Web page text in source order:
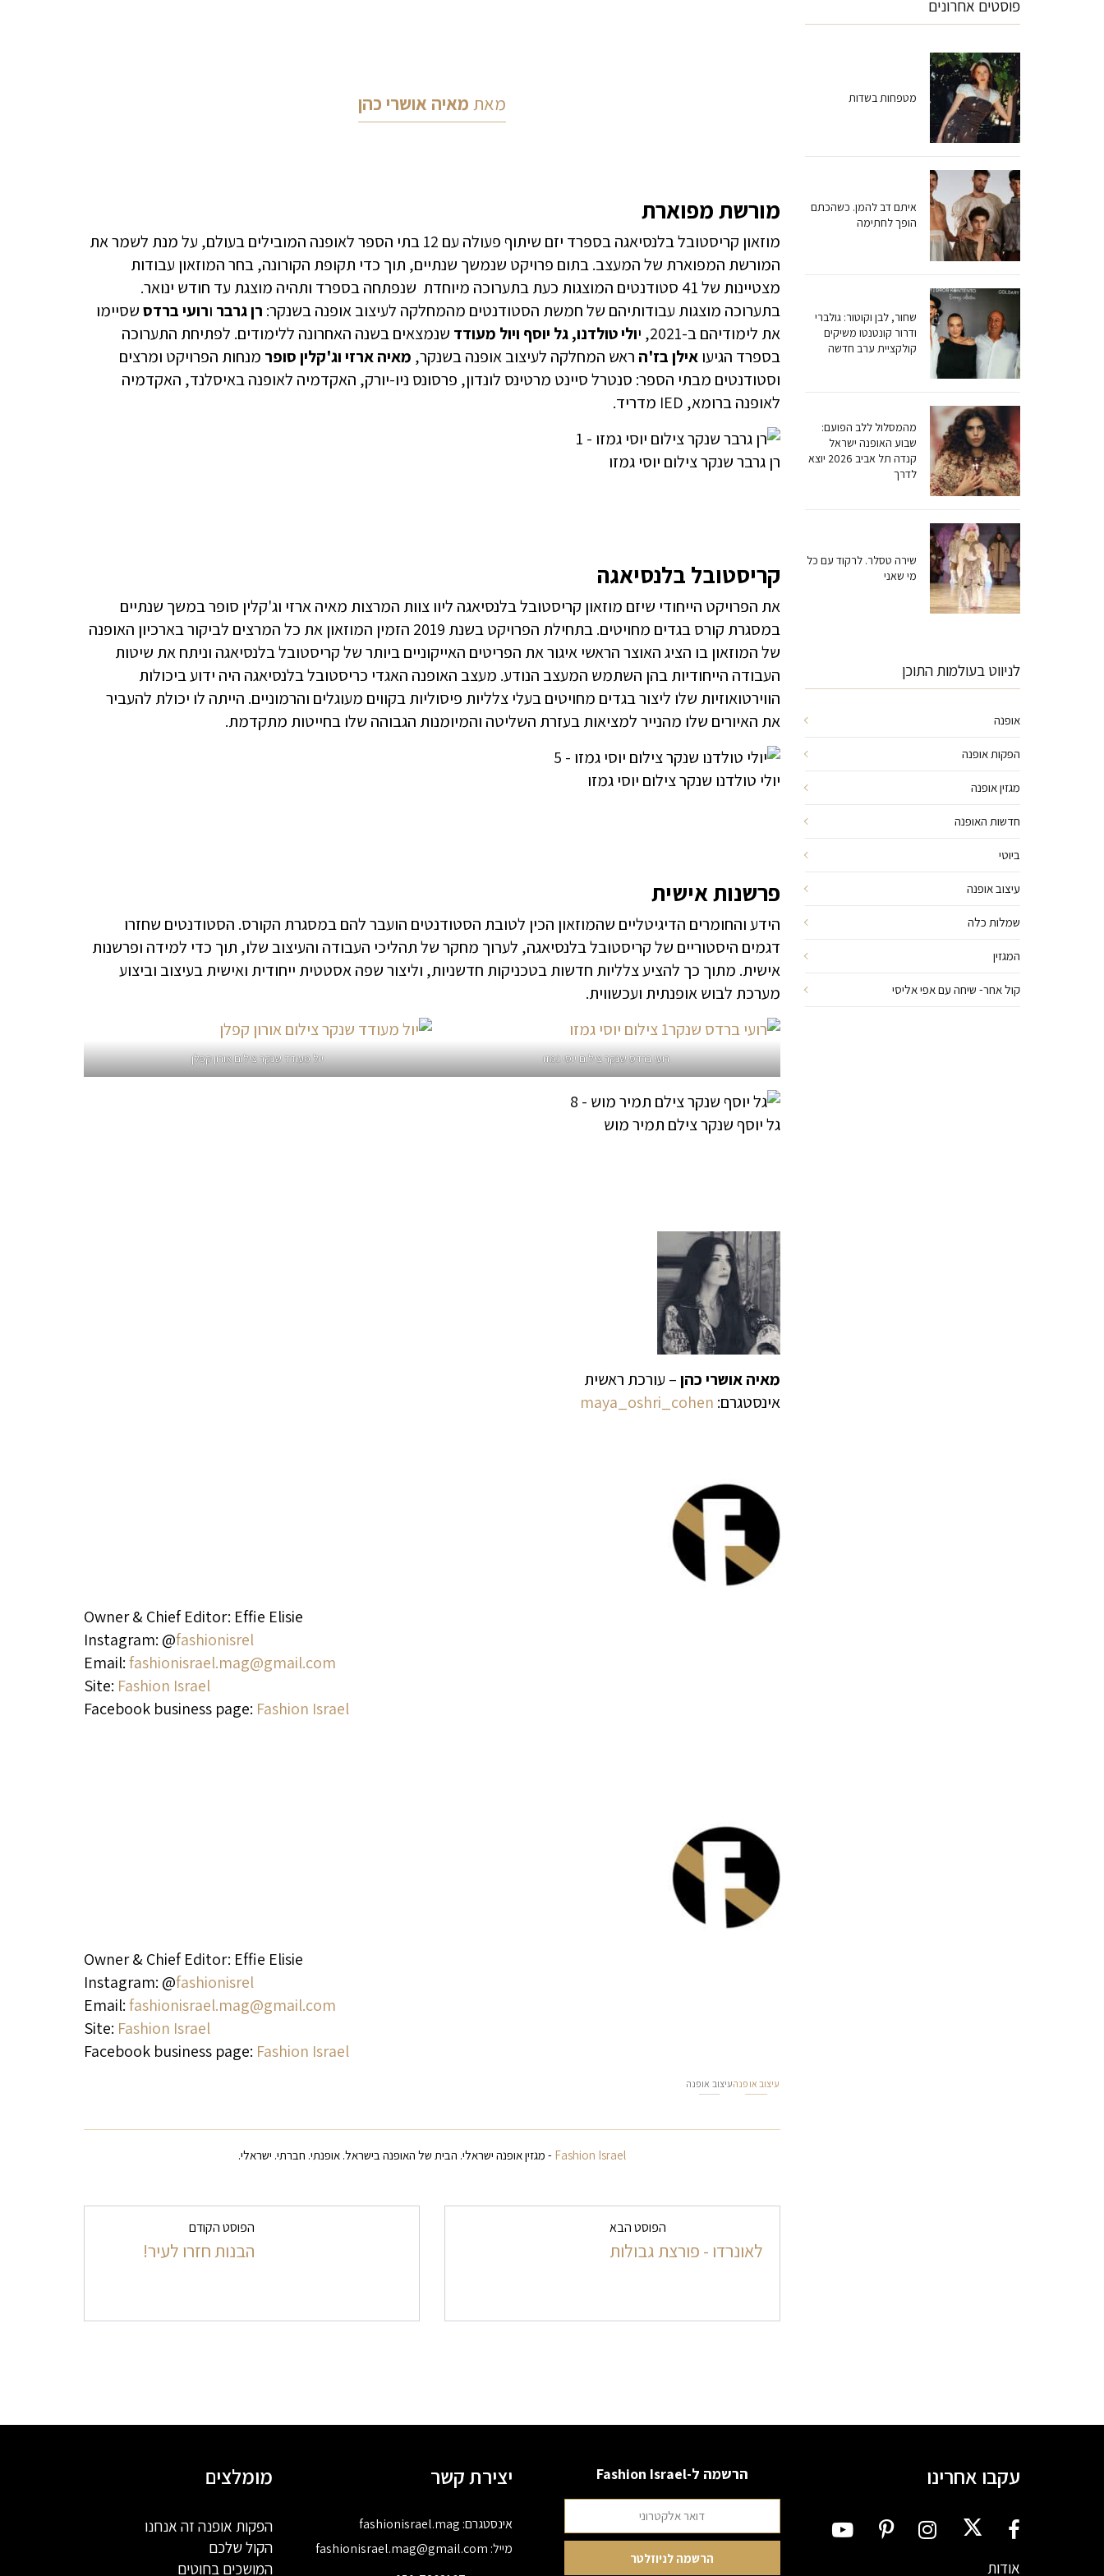
מאת מאיה אושרי כהן
מורשת מפוארת
מוזאון קריסטובל בלנסיאגה בספרד יזם שיתוף פעולה עם 12 בתי הספר לאופנה המובילים בעולם, על מנת לשמר את
המורשת המפוארת של המעצב. בתום פרויקט שנמשך שנתיים, תוך כדי תקופת הקורונה, בחר המוזאון עבודות
מצטיינות של 41 סטודנטים המוצגות כעת בתערוכה מיוחדת שנפתחה בספרד ותהיה מוצגת עד חודש ינואר.
בתערוכה מוצגות עבודותיהם של חמשת הסטודנטים מהמחלקה לעיצוב אופנה בשנקר: רן גרבר ורועי ברדסשסיימו
את לימודיהם ב-2021, י
ולי טולדנו, גל יוסף ויול מעודד שנמצאים בשנה האחרונה ללימודים. לפתיחת התערוכה
בספרד הגיעואילן בז'ה ראש המחלקה לעיצוב אופנה בשנקר, מאיה ארזי וג'קלין סופר מנחות הפרויקט ומרצים
וסטודנטים מבתי הספר: סנטרל סיינט מרטינס לונדון, פרסונס ניו-יורק, האקדמיה לאופנה באיסלנד, האקדמיה
לאופנה ברומא, IED מדריד.
רן גרבר שנקר צילום יוסי גמזו
קריסטובל בלנסיאגה
את הפרויקט הייחודי שיזם מוזאון קריסטובל בלנסיאגה ליוו צוות המרצות מאיה ארזי וג'קלין סופר במשך שנתיים
במסגרת קורס בגדים מחויטים. בתחילת הפרויקט בשנת 2019 הזמין המוזאון את כל המרצים לביקור בארכיון האופנה
של המוזאון בו הציג האוצר הראשי איגור את הפריטים האייקוניים ביותר של קריסטובל בלנסיאגה וניתח את שיטות
העבודה הייחודיות בהן השתמש המעצב הנודע. מעצב האופנה האגדי כריסטובל בלנסיאגה היה ידוע ביכולות
הווירטואוזיות שלו ליצור בגדים מחויטים בעלי צלליות פיסוליות בקווים מעוגלים והרמוניים. הייתה לו יכולת להעביר
את האיורים שלו מהנייר למציאות בעזרת השליטה והמיומנות הגבוהה שלו בחייטות מתקדמת.
יולי טולדנו שנקר צילום יוסי גמזו
פרשנות אישית
הידע והחומרים הדיגיטליים שהמוזאון הכין לטובת הסטודנטים הועבר להם במסגרת הקורס. הסטודנטים שחזרו
דגמים היסטוריים של קריסטובל בלנסיאגה, לערוך מחקר של תהליכי העבודה והעיצוב שלו, תוך כדי למידה ופרשנות
אישית. מתוך כך להציע צלליות חדשות בטכניקות חדשניות, וליצור שפה אסטטית ייחודית ואישית בעיצוב וביצוע
מערכת לבוש אופנתית ועכשווית.
רועי ברדס שנקר צילום יוסי גמזו יול מעודד שנקר צילום אורון קפלן
גל יוסף שנקר צילם תמיר מוש
מאיה אושרי כהן– עורכת ראשית
אינסטגרם: maya_oshri_cohen
Owner & Chief Editor: Effie Elisie
Instagram: @fashionisrel
Email:fashionisrael.mag@gmail.com
Site: Fashion Israel
Facebook business page: Fashion Israel
Owner & Chief Editor: Effie Elisie
Instagram: @fashionisrel
Email:fashionisrael.mag@gmail.com
Site: Fashion Israel
Facebook business page: Fashion Israel
עיצוב אופנהעיצוב אופנה
Fashion Israel - מגזין אופנה ישראלי. הבית של האופנה בישראל. אופנתי. חברתי. ישראלי.
ניווט בפרסומיםהפוסט הבא
לאונרדו - פורצת גבולות
הפוסט הקודם
הבנות חזרו לעיר!
פוסטים אחרונים
מטפחות בשדות
איתם דב להמן. כשהכתם
הופך לחתימה
שחור, לבן וקוטור: גולברי
ודרור קונטנטו משיקים
קולקציית ערב חדשה
מהמסלול ללב הפועם:
שבוע האופנה ישראל
קנדה תל אביב 2026 יוצא
לדרך
שירה טסלר. לרקוד עם כל
מי שאני
לניווט בעולמות התוכן
אופנה
הפקות אופנה
מגזין אופנה
חדשות האופנה
ביוטי
עיצוב אופנה
שמלות כלה
המגזין
קול אחר- שיחה עם אפי אליסי
עקבו אחרינו
אודות
הרשמה ל-Fashion Israel יצירת קשר
אינסטגרם: fashionisrael.mag
מייל: fashionisrael.mag@gmail.com
מומלצים
הפקות אופנה זה אנחנו
הקול שלכם
המושכים בחוטים